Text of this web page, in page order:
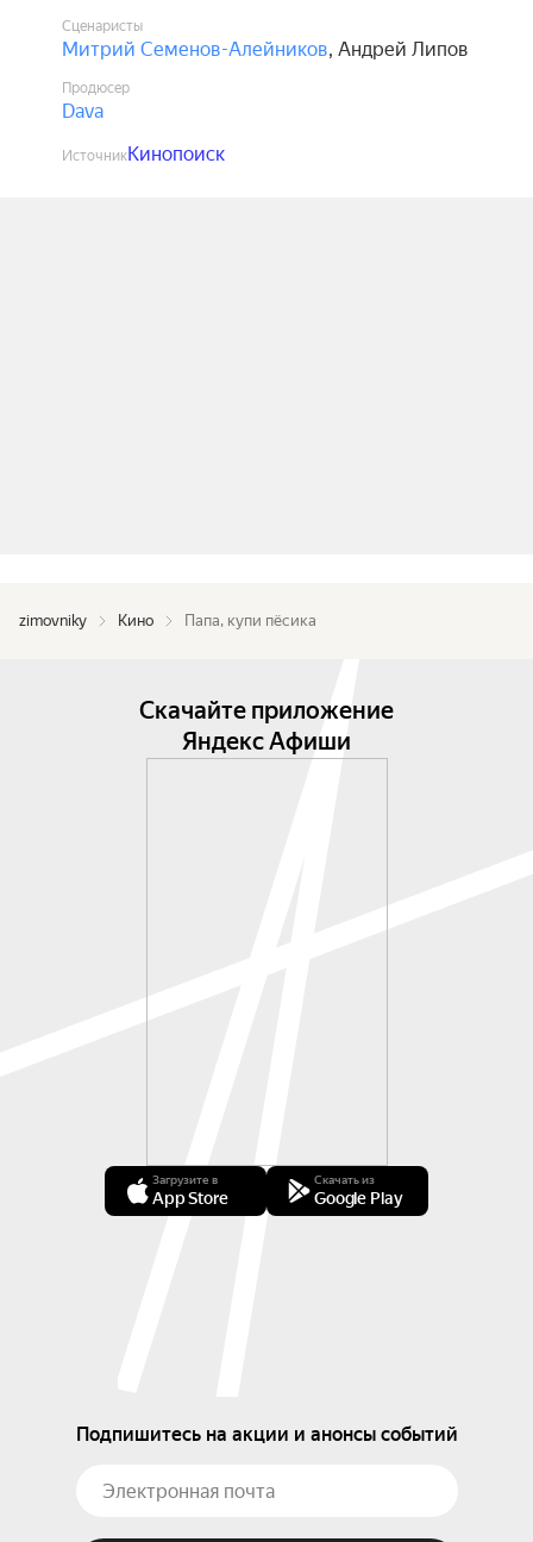
Сценаристы
Митрий Семенов-Алейников, Андрей Липов
Продюсер
Dava
ИсточникКинопоиск
zimovniky Кино Папа, купи пёсика
Скачайте приложение
Яндекс Афиши
Загрузите в
App Store
Скачать из
Google Play
Подпишитесь на акции и анонсы событий